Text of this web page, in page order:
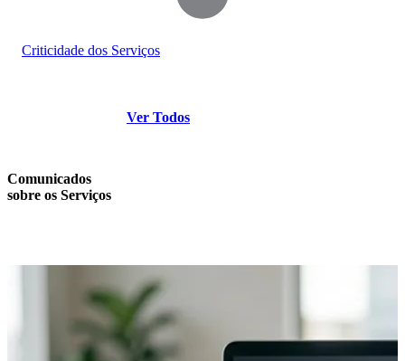
Criticidade dos Serviços
Comunicados
sobre os Serviços
Ver Todos